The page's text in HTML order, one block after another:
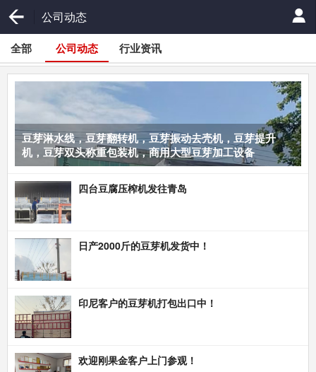
公司动态
全部 公司动态 行业资讯
豆芽淋水线，豆芽翻转机，豆芽振动去壳机，豆芽提升
机，豆芽双头称重包装机，商用大型豆芽加工设备
四台豆腐压榨机发往青岛
日产2000斤的豆芽机发货中！
印尼客户的豆芽机打包出口中！
欢迎刚果金客户上门参观！